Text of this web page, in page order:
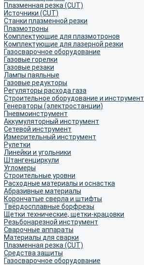
Плазменная резка (CUT)
Источники (CUT)
Станки плазменной резки
Плазмотроны
Комплектующие для плазмотронов
Комплектующие для лазерной резки
Газосварочное оборудование
Газовые горелки
Газовые резаки
Лампы паяльные
Газовые редукторы
Регуляторы расхода газа
Строительное оборудование и инструмент
Генераторы (электростанции)
Пневмоинструмент
Аккумуляторный инструмент
Сетевой инструмент
Измерительный инструмент
Рулетки
Линейки и угольники
Штангенциркули
Угломеры
Строительные уровни
Расходные материалы и оснастка
Абразивные материалы
Корончатые сверла и штифты
Твёрдосплавные борфрезы
Щетки технические, щетки-крацовки
Резьбонарезной инструмент
Сварочные аппараты
Материалы для сварки
Плазменная резка (CUT)
Средства защиты
Газосварочное оборудование